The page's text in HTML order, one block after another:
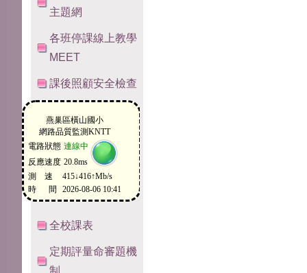
主題網
各班停課線上教學
MEET
課後照顧安全檢查
全校課表
定期評量命審題機
制